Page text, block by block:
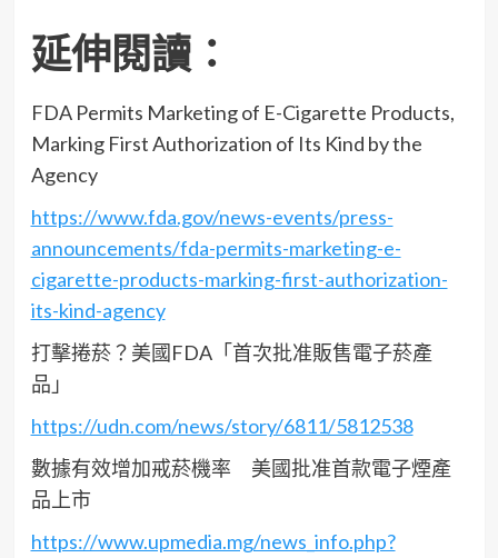
延伸閱讀：
FDA Permits Marketing of E-Cigarette Products,
Marking First Authorization of Its Kind by the
Agency
https://www.fda.gov/news-events/press-
announcements/fda-permits-marketing-e-
cigarette-products-marking-first-authorization-
its-kind-agency
打擊捲菸？美國FDA「首次批准販售電子菸產
品」
https://udn.com/news/story/6811/5812538
數據有效增加戒菸機率 美國批准首款電子煙產
品上市
https://www.upmedia.mg/news_info.php?